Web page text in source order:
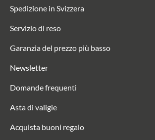
Spedizione in Svizzera
Servizio di reso
Garanzia del prezzo più basso
Newsletter
Domande frequenti
Asta di valigie
Acquista buoni regalo